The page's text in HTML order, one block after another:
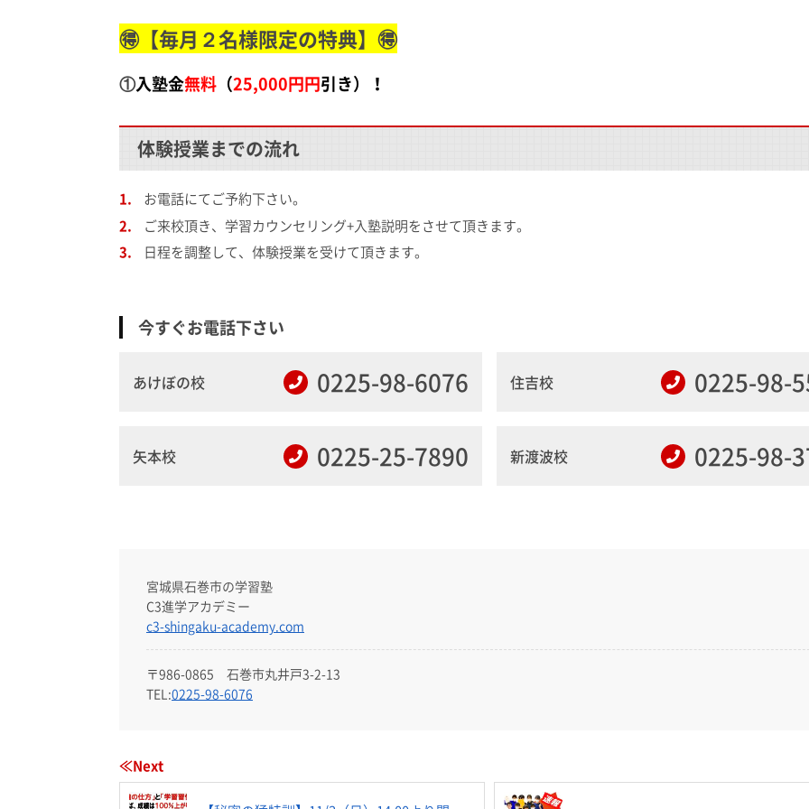
🉐【毎月２名様限定の特典】🉐
①入塾金無料 （25,000円円引き）！
体験授業までの流れ
お電話にてご予約下さい。
ご来校頂き、学習カウンセリング+入塾説明をさせて頂きます。
日程を調整して、体験授業を受けて頂きます。
今すぐお電話下さい
あけぼの校 0225-98-6076 住吉校 0225-98-
矢本校 0225-25-7890 新渡波校 0225-98-
宮城県石巻市の学習塾
C3進学アカデミー
c3-shingaku-academy.com
〒986-0865 石巻市丸井戸3-2-13
TEL:0225-98-6076
≪Next